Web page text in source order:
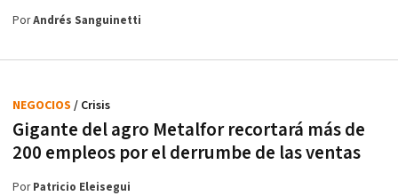
PorAndrés Sanguinetti
Gigante del agro Metalfor recortará más de
200 empleos por el derrumbe de las ventas
NEGOCIOS / Crisis
PorPatricio Eleisegui